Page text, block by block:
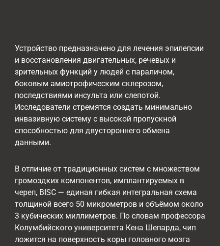
Устройство предназначено для лечения эпилепсии
и восстановления двигательных, речевых и
зрительных функций у людей с параличом,
боковым амиотрофическим склерозом,
последствиями инсульта или слепотой.
Исследователи стремятся создать минимально
инвазивную систему с высокой пропускной
способностью для двустороннего обмена
данными.
В отличие от традиционных систем с множеством
громоздких компонентов, имплантируемых в
череп, BISC — единая гибкая интегральная схема
толщиной всего 50 микрометров и объёмом около
3 кубических миллиметров. По словам профессора
Колумбийского университета Кена Шепарда, чип
ложится на поверхность коры головного мозга